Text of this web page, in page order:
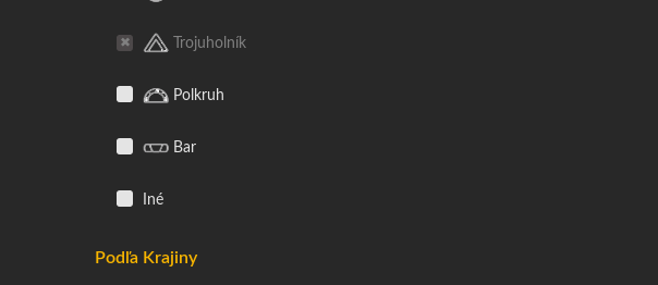
Trojuholník
Polkruh
Bar
Iné
Podľa Krajiny